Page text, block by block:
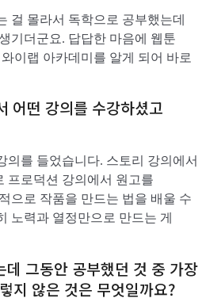
걸 몰라서 독학으로 공부했는데
기더군요. 답답한 마음에 웹툰
이랩 아카데미를 알게 되어 바로
어떤 강의를 수강하셨고
의를 들었습니다. 스토리 강의에서
프로덕션 강의에서 원고를
으로 작품을 만드는 법을 배울 수
노력과 열정만으로 만드는 게
그동안 공부했던 것 중 가장
지 않은 것은 무엇일까요?